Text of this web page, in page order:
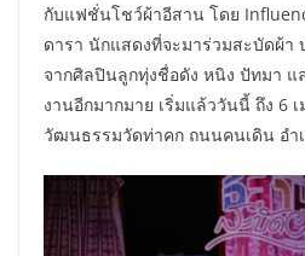
กับแฟชั่นโชว์ผ้าอีสาน โดย
ดารา นักแสดงที่จะมาร่วมสะบัดผ้า
จากศิลปินลูกทุ่งชื่อดัง หนิง ปัทมา แ
งานอีกมากมาย เริ่มแล้ววันนี้ ถึง 6
วัฒนธรรมวัดท่าคก ถนนคนเดิน อำ